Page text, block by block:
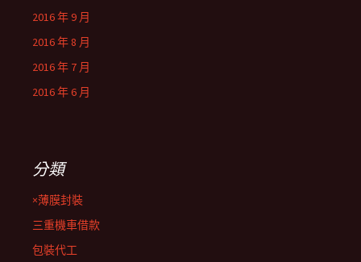
2016 年 9 月
2016 年 8 月
2016 年 7 月
2016 年 6 月
分類
×薄膜封裝
三重機車借款
包裝代工